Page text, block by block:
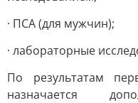
· ПСА (для мужчин);
· лабораторные
По результатам
назначается